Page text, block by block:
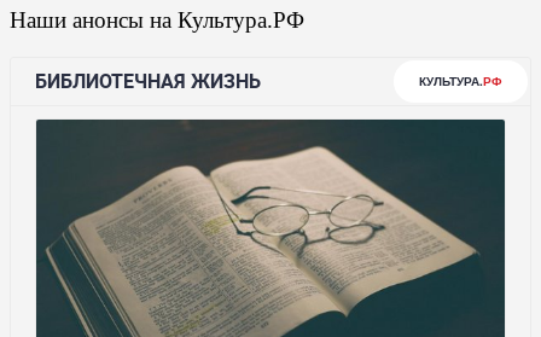
Наши анонсы на Культура.РФ